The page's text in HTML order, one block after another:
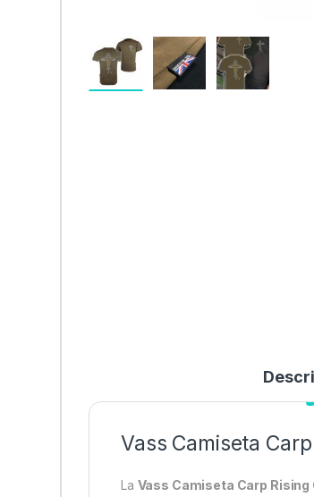
Vass Camiseta
La Vass Camiseta Carp Rising